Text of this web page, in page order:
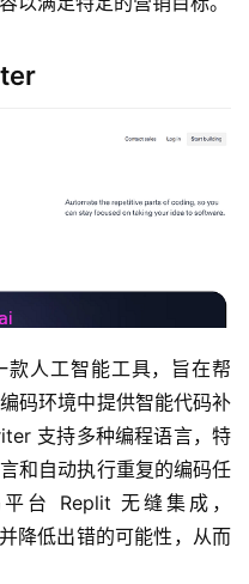
款人工智能工具，旨在帮
码环境中提供智能代码补
支持多种编程语言，特
和自动执行重复的编码任
台 Replit 无缝集成，
降低出错的可能性，从而